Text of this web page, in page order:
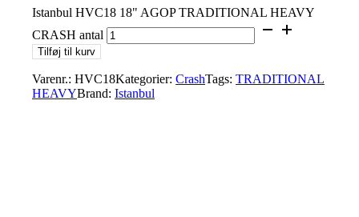
Istanbul HVC18 18" AGOP TRADITIONAL HEAVY
CRASH antal
Tilføj til kurv
Varenr.: HVC18Kategorier: CrashTags: TRADITIONAL
HEAVYBrand: Istanbul